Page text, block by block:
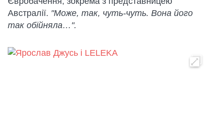
Австралії. "Може, так, чуть-чуть. Вона його
так обійняла…".